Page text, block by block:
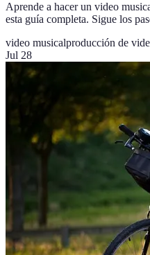
Aprende a hacer un video
esta guía completa. Sigue los
video musicalproducción de
Jul 28